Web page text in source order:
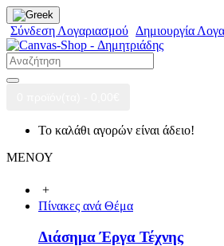
Σύνδεση Λογαριασμού Δημιουργία
Το καλάθι αγορών είναι άδειο!
ΜΕΝΟΥ
+
Πίνακες ανά Θέμα
Διάσημα Έργα Τέχνης